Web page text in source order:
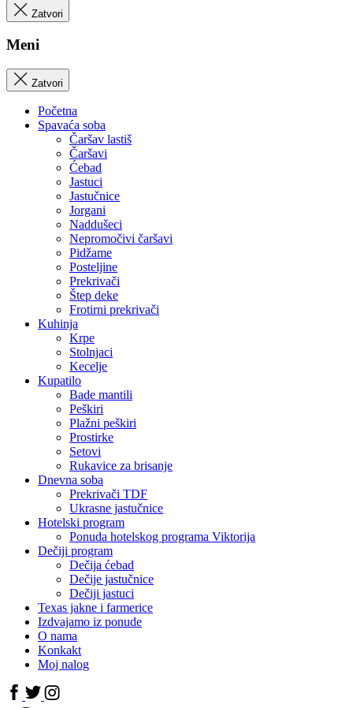
Zatvori
Meni
Zatvori
Početna
Spavaća soba
Čaršav lastiš
Čaršavi
Ćebad
Jastuci
Jastučnice
Jorgani
Naddušeci
Nepromočivi čaršavi
Pidžame
Posteljine
Prekrivači
Štep deke
Frotirni prekrivači
Kuhinja
Krpe
Stolnjaci
Kecelje
Kupatilo
Bade mantili
Peškiri
Plažni peškiri
Prostirke
Setovi
Rukavice za brisanje
Dnevna soba
Prekrivači TDF
Ukrasne jastučnice
Hotelski program
Ponuda hotelskog programa Viktorija
Dečiji program
Dečija ćebad
Dečije jastučnice
Dečiji jastuci
Texas jakne i farmerice
Izdvajamo iz ponude
O nama
Konkakt
Moj nalog